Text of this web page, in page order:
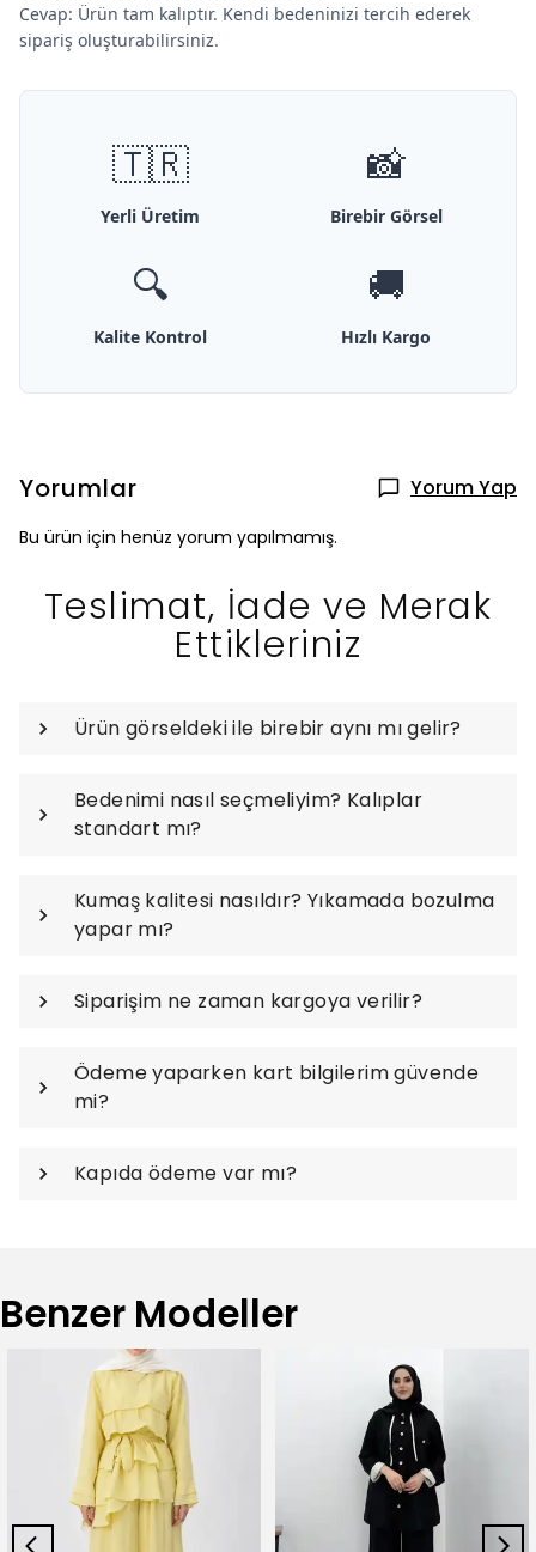
Cevap: Ürün tam kalıptır. Kendi bedeninizi tercih ederek
sipariş oluşturabilirsiniz.
🇹🇷
Yerli Üretim
📸
Birebir Görsel
🔍
Kalite Kontrol
🚚
Hızlı Kargo
Yorumlar Yorum Yap
Bu ürün için henüz yorum yapılmamış.
Teslimat, İade ve Merak
Ettikleriniz
Ürün görseldeki ile birebir aynı mı gelir?
Bedenimi nasıl seçmeliyim? Kalıplar
standart mı?
Kumaş kalitesi nasıldır? Yıkamada bozulma
yapar mı?
Siparişim ne zaman kargoya verilir?
Ödeme yaparken kart bilgilerim güvende
mi?
Kapıda ödeme var mı?
Benzer Modeller